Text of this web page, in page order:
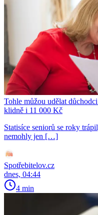
Tohle můžou udělat
klidně i 11 000 Kč
Statisíce seniorů se roky
nemohly jen […]
Spotřebitelov.cz
dnes, 04:44
4 min